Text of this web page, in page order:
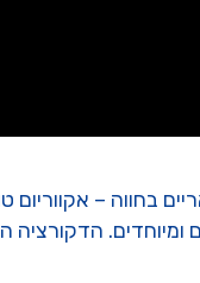
בחווה – אקווריום
ומיוחדים.